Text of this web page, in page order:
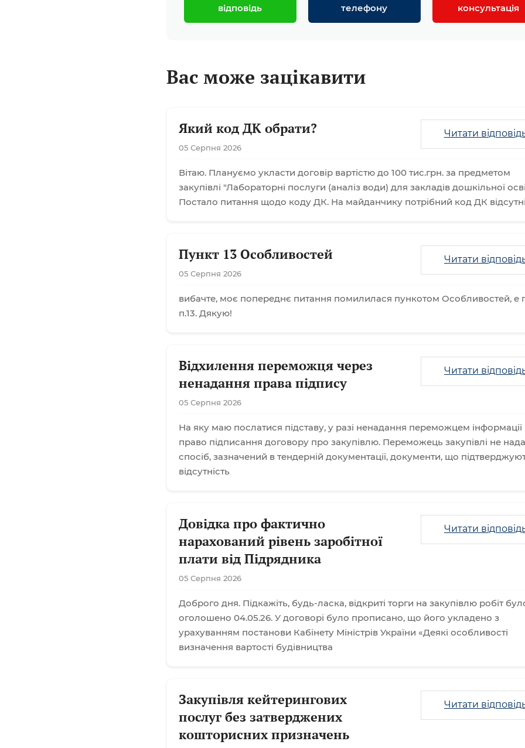
відповідь
телефону
консультація
Вас може зацікавити
Який код ДК обрати?
05 Серпня 2026
Читати
Вітаю. Плануємо укласти договір вартістю до 100 тис.грн. за предметом
закупівлі "Лабораторні послуги (аналіз води) для закладів дошкільної
Постало питання щодо коду ДК. На майданчику потрібний код ДК
Пункт 13 Особливостей
05 Серпня 2026
Читати
вибачте, моє попереднє питання помилилася пункотом Особливостей, е
п.13. Дякую!
Відхилення переможця через
ненадання права підпису
05 Серпня 2026
Читати
На яку маю послатися підставу, у разі ненадання переможцем інформації
право підписання договору про закупівлю. Переможець закупівлі не
спосіб, зазначений в тендерній документації, документи, що
відсутність
Довідка про фактично
нарахований рівень заробітної
плати від Підрядника
05 Серпня 2026
Читати
Доброго дня. Підкажіть, будь-ласка, відкриті торги на закупівлю робіт
оголошено 04.05.26. У договорі було прописано, що його укладено з
урахуванням постанови Кабінету Міністрів України «Деякі особливості
визначення вартості будівництва
Закупівля кейтерингових
послуг без затверджених
кошторисних призначень
Читати